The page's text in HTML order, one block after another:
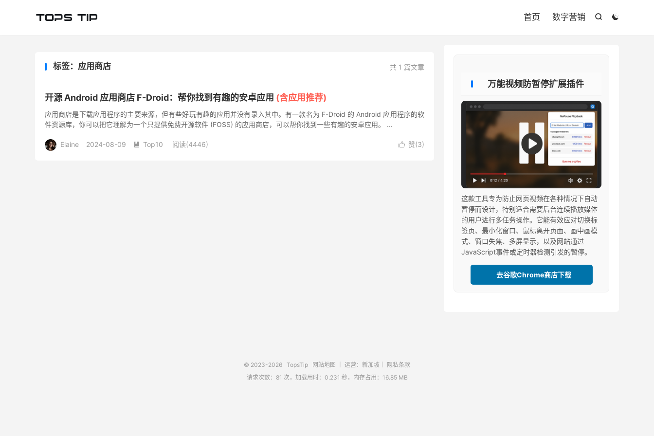


首页 数字营销
共 1 篇文章
标签：应用商店
开源 Android 应用商店 F-Droid：帮你找到有趣的安卓应用 (含应用推荐)
应用商店是下载应用程序的主要来源，但有些好玩有趣的应用并没有录入其中。有一款名为 F-Droid 的 Android 应用程序的软
件资源库，你可以把它理解为一个只提供免费开源软件 (FOSS) 的应用商店，可以帮你找到一些有趣的安卓应用。 ...
 赞(3)
Elaine 2024-08-09  Top10 阅读(4446)
万能视频防暂停扩展插件
这款工具专为防止网页视频在各种情况下自动
暂停而设计，特别适合需要后台连续播放媒体
的用户进行多任务操作。它能有效应对切换标
签页、最小化窗口、鼠标离开页面、画中画模
式、窗口失焦、多屏显示，以及网站通过
JavaScript事件或定时器检测引发的暂停。
去谷歌Chrome商店下载
© 2023-2026 TopsTip 网站地图 ｜ 运营：新加坡｜
隐私条款
请求次数：81 次，加载用时：0.231 秒，内存占用：16.85 MB